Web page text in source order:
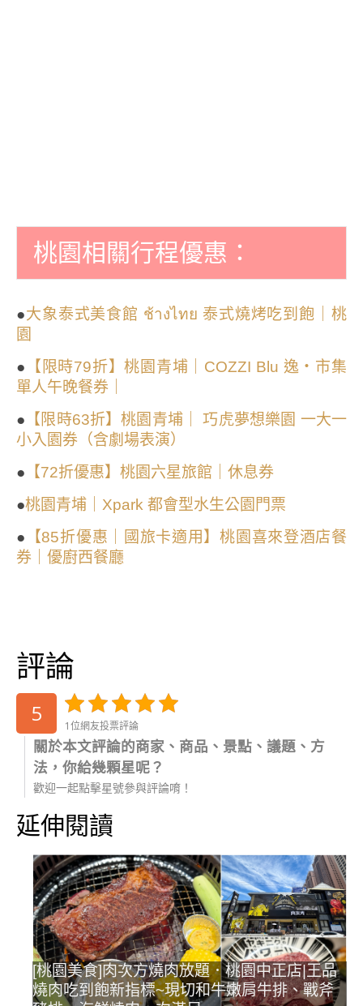
桃園相關行程優惠：
●大象泰式美食館 ช้างไทย 泰式燒烤吃到飽｜桃
園
● 【限時79折】桃園青埔｜COZZI Blu 逸・市集
單人午晚餐券｜
● 【限時63折】桃園青埔｜ 巧虎夢想樂園 一大一
小入園券（含劇場表演）
● 【72折優惠】桃園六星旅館｜休息券
●桃園青埔｜Xpark 都會型水生公園門票
● 【85折優惠｜國旅卡適用】桃園喜來登酒店餐
券｜優廚西餐廳
評論
5 1位網友投票評論
關於本文評論的商家、商品、景點、議題、方
法，你給幾顆星呢？
歡迎一起點擊星號參與評論唷！
延伸閱讀
[桃園美食]肉次方燒肉放題．桃園中正店|王品
燒肉吃到飽新指標~現切和牛嫩肩牛排、戰斧